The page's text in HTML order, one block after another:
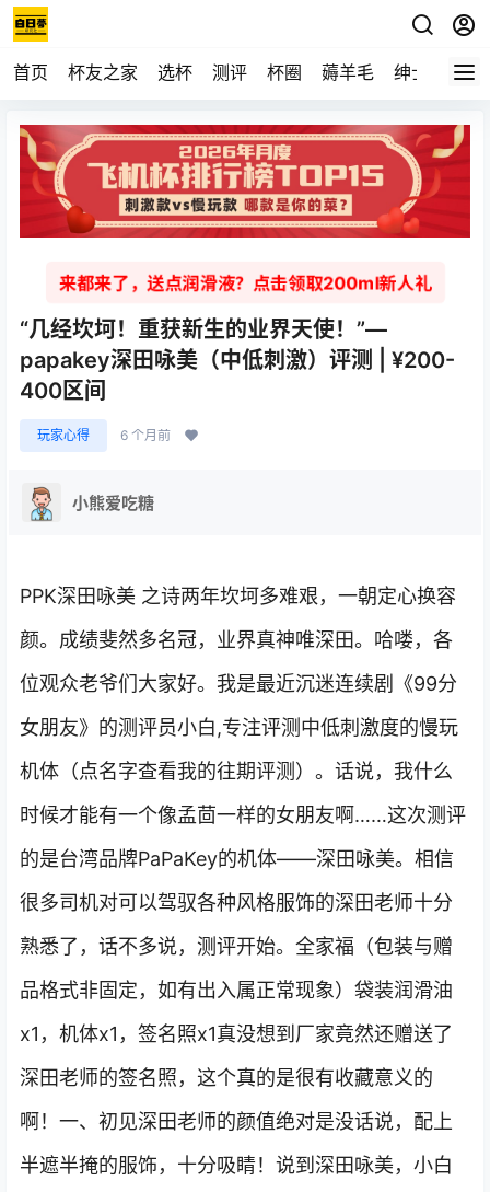
首页 杯友之家 选杯 测评 杯圈 薅羊毛 绅士 视频
来都来了，送点润滑液？点击领取200ml新人礼
“几经坎坷！重获新生的业界天使！”—
papakey深田咏美（中低刺激）评测 | ¥200-
400区间
玩家心得 6 个月前
小熊爱吃糖
PPK深田咏美 之诗两年坎坷多难艰，一朝定心换容
颜。成绩斐然多名冠，业界真神唯深田。哈喽，各
位观众老爷们大家好。我是最近沉迷连续剧《99分
女朋友》的测评员小白,专注评测中低刺激度的慢玩
机体（点名字查看我的往期评测）。话说，我什么
时候才能有一个像孟茴一样的女朋友啊……这次测评
的是台湾品牌PaPaKey的机体——深田咏美。相信
很多司机对可以驾驭各种风格服饰的深田老师十分
熟悉了，话不多说，测评开始。全家福（包装与赠
品格式非固定，如有出入属正常现象）袋装润滑油
x1，机体x1，签名照x1真没想到厂家竟然还赠送了
深田老师的签名照，这个真的是很有收藏意义的
啊！一、初见深田老师的颜值绝对是没话说，配上
半遮半掩的服饰，十分吸睛！说到深田咏美，小白